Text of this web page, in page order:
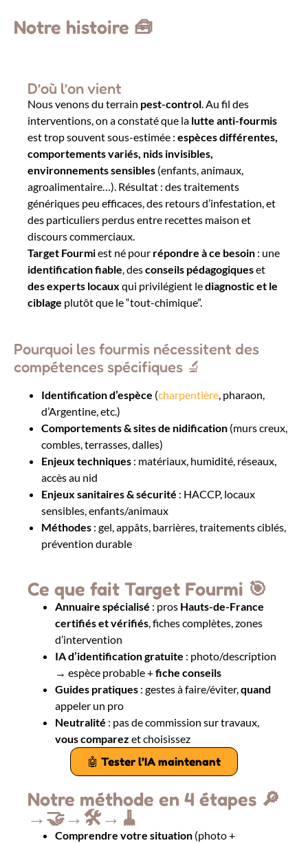
Notre histoire 🧰
D’où l’on vient
Nous venons du terrain pest-control. Au fil des
interventions, on a constaté que la lutte anti-fourmis
est trop souvent sous-estimée : espèces différentes,
comportements variés, nids invisibles,
environnements sensibles (enfants, animaux,
agroalimentaire…). Résultat : des traitements
génériques peu efficaces, des retours d’infestation, et
des particuliers perdus entre recettes maison et
discours commerciaux.
Target Fourmiest né pour répondre à ce besoin : une
identification fiable, desconseils pédagogiqueset
des experts locaux qui privilégient lediagnostic et le
ciblage plutôt que le “tout-chimique”.
Pourquoi les fourmis nécessitent des
compétences spécifiques 🔬
Identification d’espèce (charpentière, pharaon,
d’Argentine, etc.)
Comportements & sites de nidification (murs creux,
combles, terrasses, dalles)
Enjeux techniques : matériaux, humidité, réseaux,
accès au nid
Enjeux sanitaires & sécurité : HACCP, locaux
sensibles, enfants/animaux
Méthodes : gel, appâts, barrières, traitements ciblés,
prévention durable
Ce que fait Target Fourmi 🎯
Annuaire spécialisé : pros Hauts-de-France
certifiés etvérifiés, fiches complètes, zones
d’intervention
IA d’identification gratuite : photo/description
→ espèce probable +fiche conseils
Guides pratiques : gestes à faire/éviter,quand
appeler un pro
Neutralité : pas de commission sur travaux,
vous comparez et choisissez
🤖 Tester l’IA maintenant
Notre méthode en 4 étapes 🔎
→🤝→🛠️→🧹
Comprendre votre situation (photo +